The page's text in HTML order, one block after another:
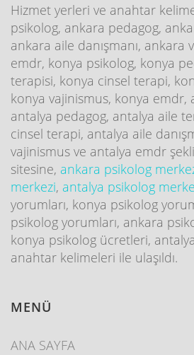
Hizmet yerleri ve anahtar
psikolog, ankara pedagog,
ankara aile danışmanı, ankara
emdr, konya psikolog, konya
terapisi, konya cinsel terapi,
konya vajinismus, konya emdr,
antalya pedagog, antalya aile
cinsel terapi, antalya aile
vajinismus ve antalya emdr
sitesine, ankara psikolog
merkezi, antalya psikolog
yorumları, konya psikolog
psikolog yorumları, ankara
konya psikolog ücretleri,
anahtar kelimeleri ile ulaşıldı.
MENÜ
ANA SAYFA